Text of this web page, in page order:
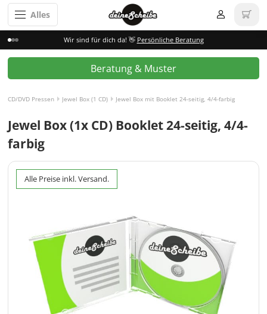
Alles
Wir sind für dich da! 👋 Persönliche Beratung
Beratung & Muster
CD/DVD Pressen Jewel Box (1 CD) Jewel Box mit Booklet 24-seitig, 4/4-farbig
Jewel Box (1x CD) Booklet 24-seitig, 4/4-
farbig
Alle Preise inkl. Versand.